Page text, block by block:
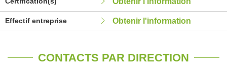
Effectif entreprise Obtenir l'information
CONTACTS PAR DIRECTION